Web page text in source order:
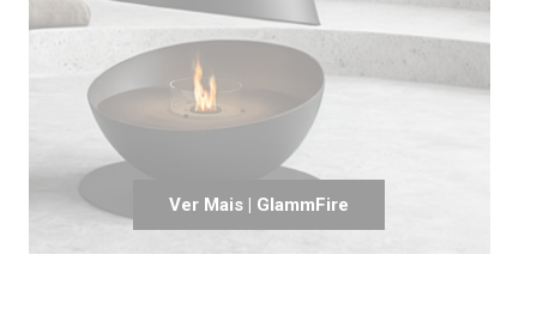
Ver Mais | GlammFire